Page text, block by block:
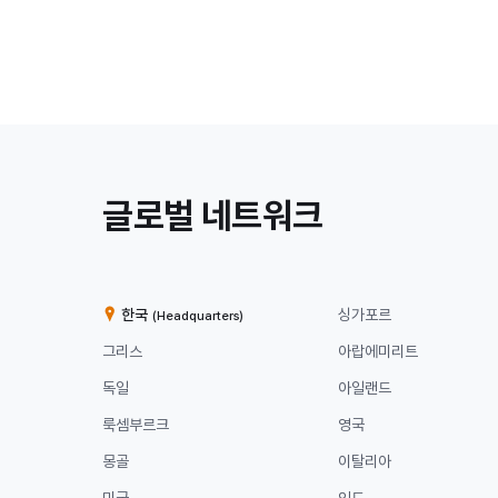
글로벌 네트워크
열
사
한국 (Headquarters)
그리스
독일
룩셈부르크
몽골
싱가포르
아랍에미리트
아일랜드
영국
이탈리아